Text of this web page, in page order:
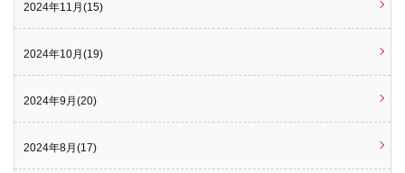
2024年11月(15)
2024年10月(19)
2024年9月(20)
2024年8月(17)